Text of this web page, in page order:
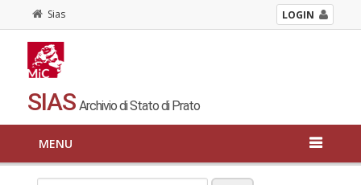
Sias LOGIN
SIAS Archivio di Stato di Prato
MENU